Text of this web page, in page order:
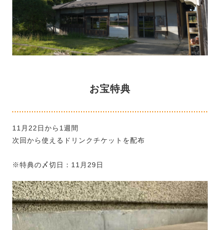
お宝特典
11月22日から1週間
次回から使えるドリンクチケットを配布
※特典の〆切日：11月29日